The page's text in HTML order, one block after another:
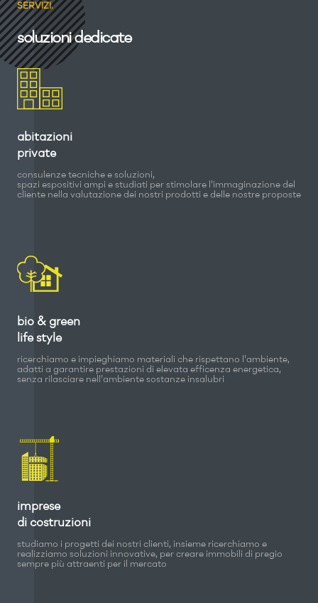
SERVIZI.
soluzioni dedicate
abitazioni
private
consulenze tecniche e soluzioni,
spazi espositivi ampi e studiati per stimolare l'immaginazione del
cliente nella valutazione dei nostri prodotti e delle nostre proposte
bio & green
life style
ricerchiamo e impieghiamo materiali che rispettano l'ambiente,
adatti a garantire prestazioni di elevata efficenza energetica,
senza rilasciare nell'ambiente sostanze insalubri
imprese
di costruzioni
studiamo i progetti dei nostri clienti, insieme ricerchiamo e
realizziamo soluzioni innovative, per creare immobili di pregio
sempre più attraenti per il mercato